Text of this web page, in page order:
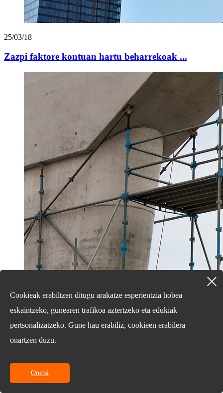
25/03/18
Zazpi faktore kontuan hartu beharrekoak ...
25/03/17
Cookieak erabiltzen ditugu arakatze esperientzia hobea
eskaintzeko, gunearen trafikoa aztertzeko eta edukiak
pertsonalizatzeko. Gune hau erabiliz, cookieen erabilera
onartzen duzu.
Onetsi